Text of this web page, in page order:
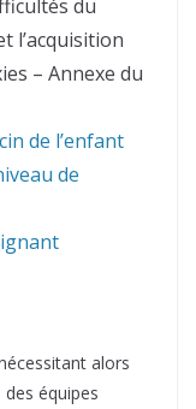
du
l’acquisition
– Annexe du
de l’enfant
de
alors
équipes